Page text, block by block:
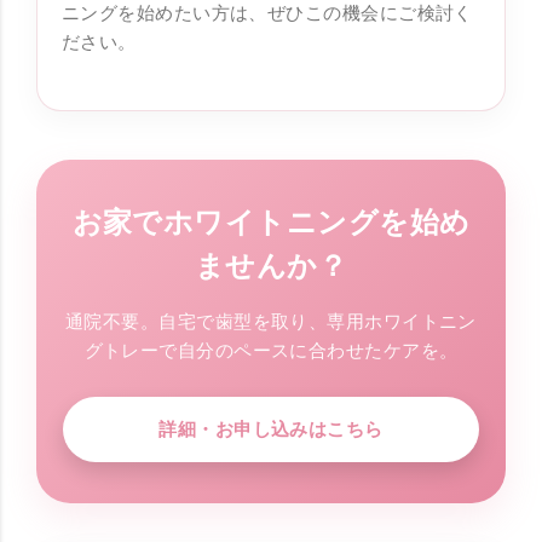
ニングを始めたい方は、ぜひこの機会にご検討く
ださい。
お家でホワイトニングを始め
ませんか？
通院不要。自宅で歯型を取り、専用ホワイトニン
グトレーで自分のペースに合わせたケアを。
詳細・お申し込みはこちら